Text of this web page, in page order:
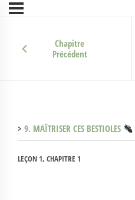
Chapitre
Précédent
9. MAÎTRISER CES BESTIOLES
LEÇON 1, CHAPITRE 1